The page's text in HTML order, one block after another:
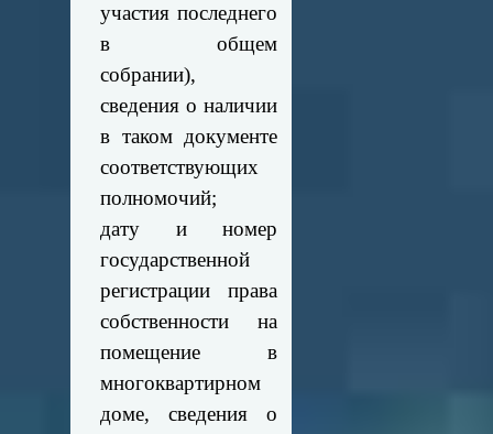
участия последнего
в общем
собрании),
сведения о наличии
в таком документе
соответствующих
полномочий;
дату и номер
государственной
регистрации права
собственности на
помещение в
многоквартирном
доме, сведения о